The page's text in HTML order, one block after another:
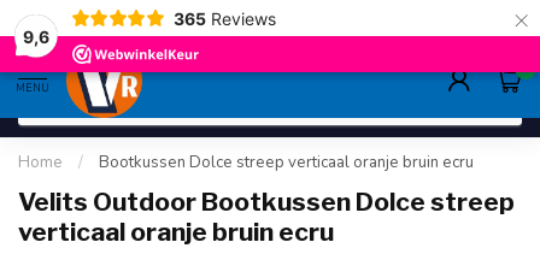
9,6
365 Reviews ×
gratis verzending>80,-
MENU
0
Home / Bootkussen Dolce streep verticaal oranje bruin ecru
Velits Outdoor Bootkussen Dolce streep
verticaal oranje bruin ecru